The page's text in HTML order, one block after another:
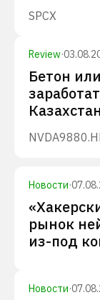
SPCX
Review·
Бетон
NVDA
Новости·
рынок
из-под
Новости·